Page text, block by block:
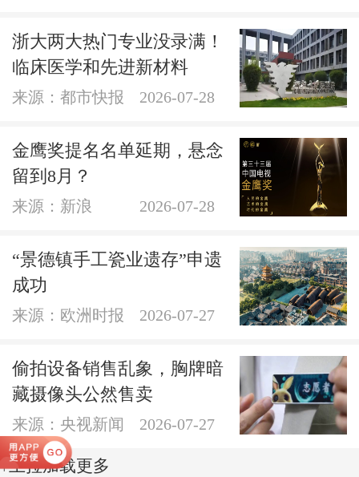
浙大两大热门专业没录满！
临床医学和先进新材料
来源：都市快报 2026-07-28
金鹰奖提名名单延期，悬念
留到8月？
来源：新浪 2026-07-28
“景德镇手工瓷业遗存”申遗
成功
来源：欧洲时报 2026-07-27
偷拍设备销售乱象，胸牌暗
藏摄像头公然售卖
来源：央视新闻 2026-07-27
↑上拉加载更多